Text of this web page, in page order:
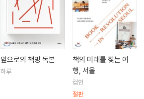
앞으로의 책방 독본
하루
책의 미래를 찾는 여
행, 서울
컴인
절판